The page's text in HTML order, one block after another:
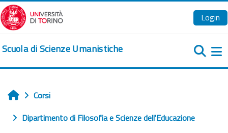
Vai al contenuto principale
Login
Scuola di Scienze Umanistiche
Home
Corsi
Dipartimento di Filosofia e Scienze dell'Educazione